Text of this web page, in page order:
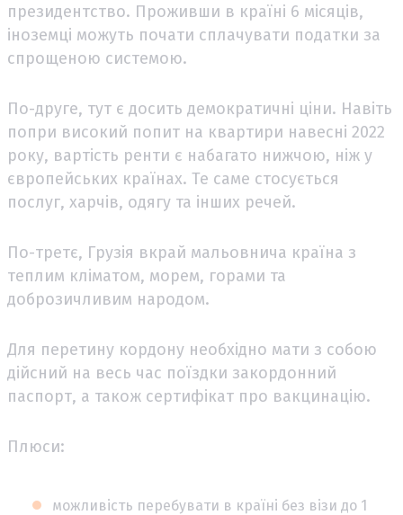
президентство. Проживши в країні 6 місяців,
іноземці можуть почати сплачувати податки за
спрощеною системою.
По-друге, тут є досить демократичні ціни. Навіть
попри високий попит на квартири навесні 2022
року, вартість ренти є набагато нижчою, ніж у
європейських країнах. Те саме стосується
послуг, харчів, одягу та інших речей.
По-третє, Грузія вкрай мальовнича країна з
теплим кліматом, морем, горами та
доброзичливим народом.
Для перетину кордону необхідно мати з собою
дійсний на весь час поїздки закордонний
паспорт, а також сертифікат про вакцинацію.
Плюси:
можливість перебувати в країні без візи до 1